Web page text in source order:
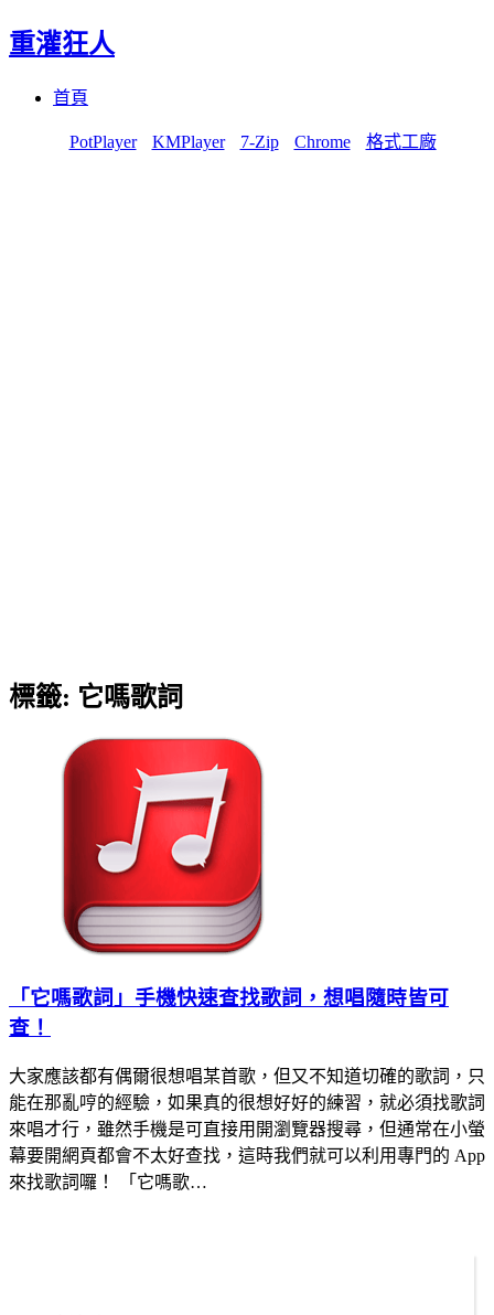
重灌狂人
首頁
PotPlayer KMPlayer 7-Zip Chrome 格式工廠
標籤: 它嗎歌詞
「它嗎歌詞」手機快速查找歌詞，想唱隨時皆可
查！
大家應該都有偶爾很想唱某首歌，但又不知道切確的歌詞，只
能在那亂哼的經驗，如果真的很想好好的練習，就必須找歌詞
來唱才行，雖然手機是可直接用開瀏覽器搜尋，但通常在小螢
幕要開網頁都會不太好查找，這時我們就可以利用專門的 App
來找歌詞囉！ 「它嗎歌…